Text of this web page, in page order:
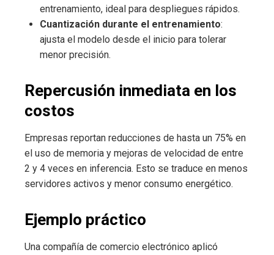
entrenamiento, ideal para despliegues rápidos.
Cuantización durante el entrenamiento:
ajusta el modelo desde el inicio para tolerar
menor precisión.
Repercusión inmediata en los
costos
Empresas reportan reducciones de hasta un 75% en
el uso de memoria y mejoras de velocidad de entre
2 y 4 veces en inferencia. Esto se traduce en menos
servidores activos y menor consumo energético.
Ejemplo práctico
Una compañía de comercio electrónico aplicó